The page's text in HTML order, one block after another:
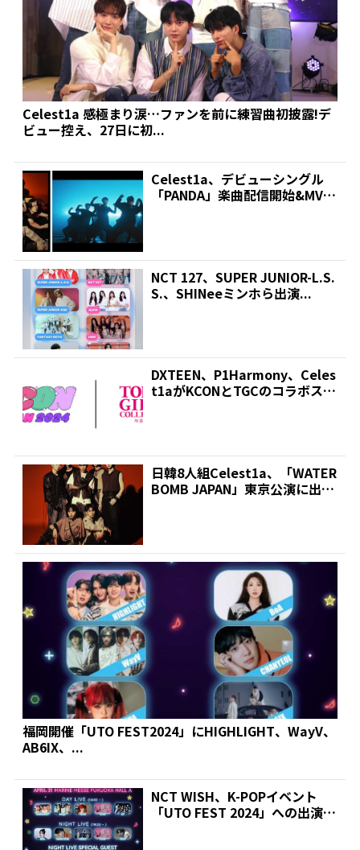
Celest1a 感極まり涙…ファンを前に練習曲初披露!デ
ビュー控え、27日に初...
Celest1a、デビューシングル
「PANDA」楽曲配信開始&MVが
NCT 127、SUPER JUNIOR-L.S.
S.、SHINeeミンホら出演...
DXTEEN、P1Harmony、Celes
t1aがKCONとTGCのコラボス
日韓8人組Celest1a、「WATER
BOMB JAPAN」東京公演に出演
福岡開催「UTO FEST2024」にHIGHLIGHT、WayV、
AB6IX、...
NCT WISH、K-POPイベント
「UTO FEST 2024」への出演決